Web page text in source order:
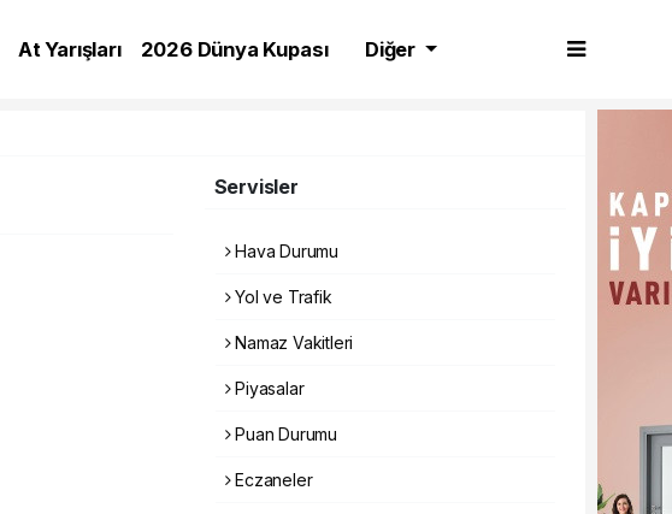
At Yarışları
2026 Dünya Kupası
Diğer
Servisler
Hava Durumu
Yol ve Trafik
Namaz Vakitleri
Piyasalar
Puan Durumu
Eczaneler